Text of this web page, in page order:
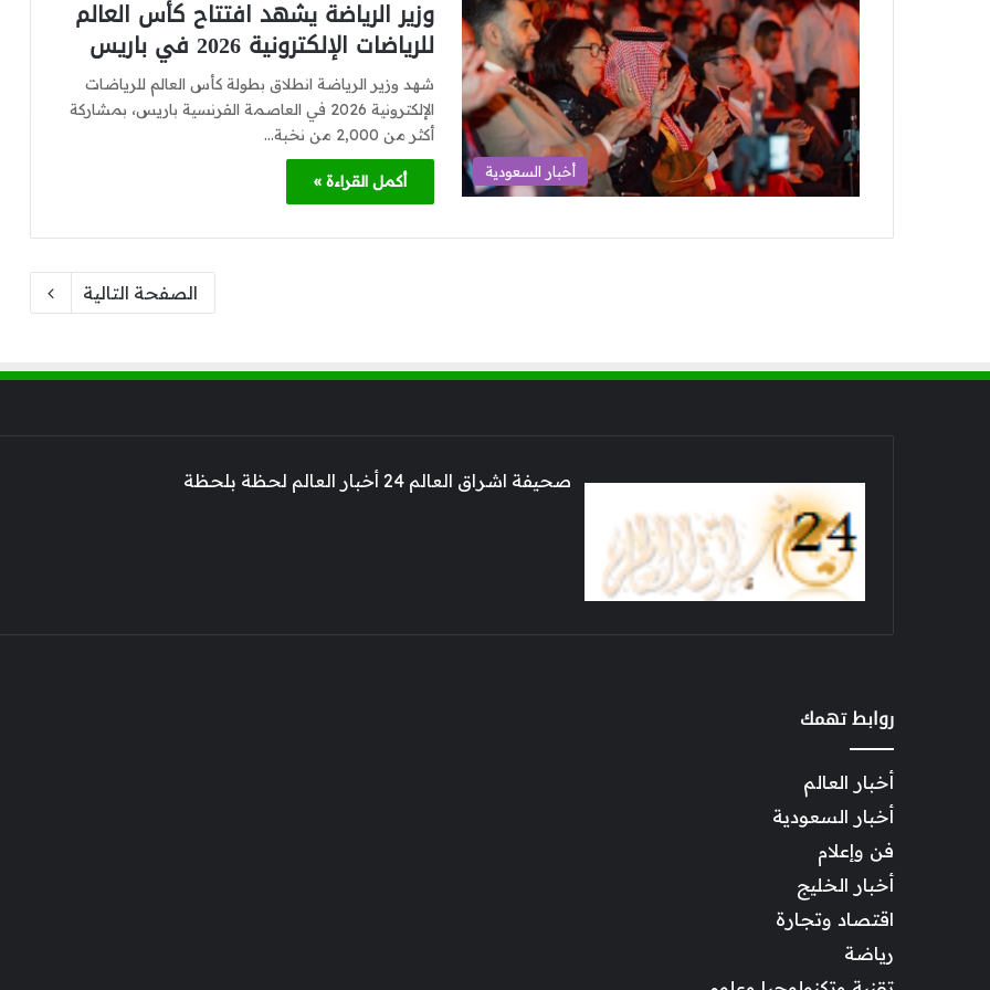
أخبار السعودية
وزير الرياضة يشهد افتتاح كأس العالم
للرياضات الإلكترونية 2026 في باريس
شهد وزير الرياضة انطلاق بطولة كأس العالم للرياضات
الإلكترونية 2026 في العاصمة الفرنسية باريس، بمشاركة
أكثر من 2,000 من نخبة…
أكمل القراءة »
الصفحة التالية
صحيفة اشراق العالم 24 أخبار العالم لحظة بلحظة
روابط تهمك
أخبار العالم
أخبار السعودية
فن وإعلام
أخبار الخليج
اقتصاد وتجارة
رياضة